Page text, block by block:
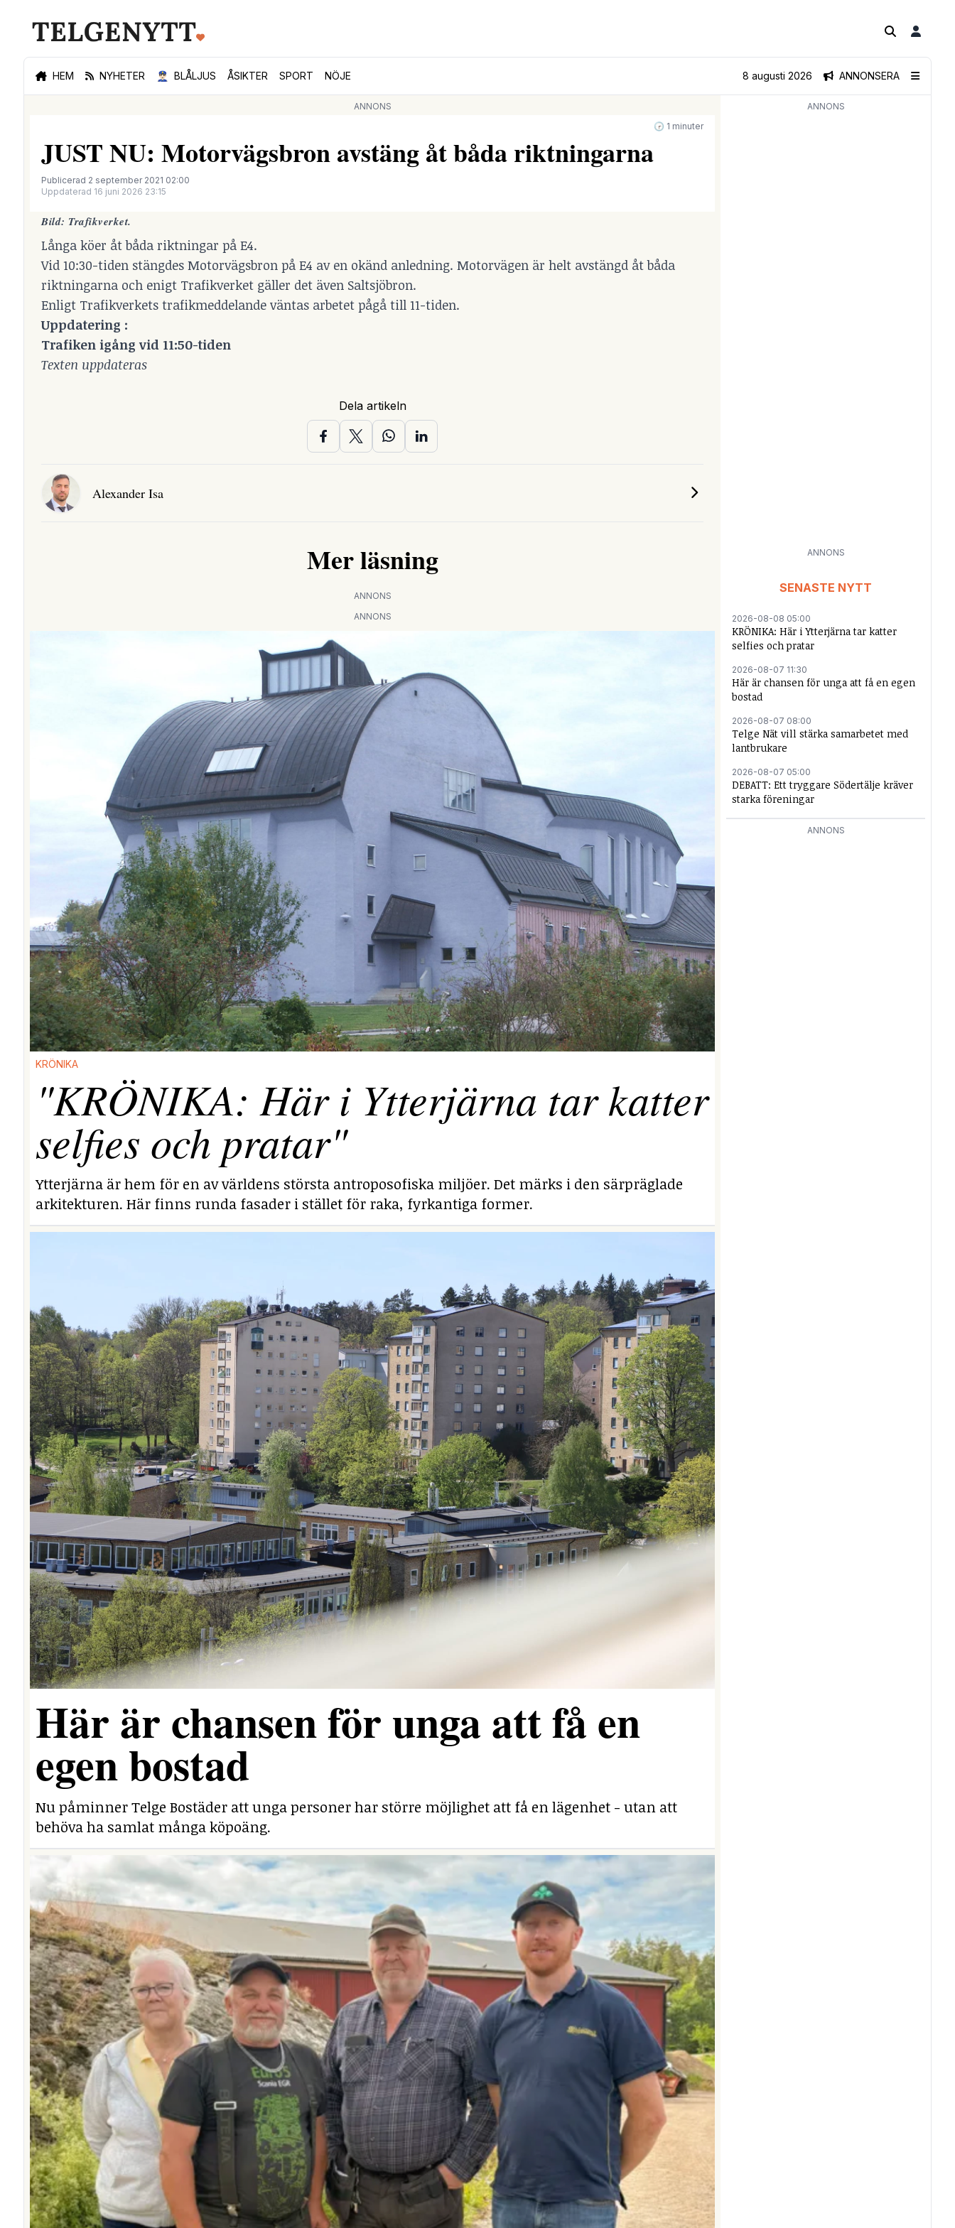
HEM NYHETER 👮🏻‍♂️ BLÅLJUS ÅSIKTER SPORT NÖJE ANNONSERA
8 augusti 2026
ANNONS
🕝 1 minuter
JUST NU: Motorvägsbron avstäng åt båda riktningarna
Publicerad 2 september 2021 02:00
Uppdaterad 16 juni 2026 23:15
Bild: Trafikverket.
Långa köer åt båda riktningar på E4.
Vid 10:30-tiden stängdes Motorvägsbron på E4 av en okänd anledning. Motorvägen är helt avstängd åt båda
riktningarna och enigt Trafikverket gäller det även Saltsjöbron.
Enligt Trafikverkets trafikmeddelande väntas arbetet pågå till 11-tiden.
Uppdatering :
Trafiken igång vid 11:50-tiden
Texten uppdateras
Dela artikeln
Alexander Isa
Mer läsning
ANNONS
ANNONS
KRÖNIKA
"KRÖNIKA: Här i Ytterjärna tar katter
selfies och pratar"
Ytterjärna är hem för en av världens största antroposofiska miljöer. Det märks i den särpräglade
arkitekturen. Här finns runda fasader i stället för raka, fyrkantiga former.
Här är chansen för unga att få en
egen bostad
Nu påminner Telge Bostäder att unga personer har större möjlighet att få en lägenhet - utan att
behöva ha samlat många köpoäng.
ANNONS
ANNONS
SENASTE NYTT
2026-08-08 05:00
KRÖNIKA: Här i Ytterjärna tar katter
selfies och pratar
2026-08-07 11:30
Här är chansen för unga att få en egen
bostad
2026-08-07 08:00
Telge Nät vill stärka samarbetet med
lantbrukare
2026-08-07 05:00
DEBATT: Ett tryggare Södertälje kräver
starka föreningar
ANNONS